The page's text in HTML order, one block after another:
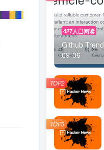
427人已阅读
Github
09-06
TOP2
TOP3